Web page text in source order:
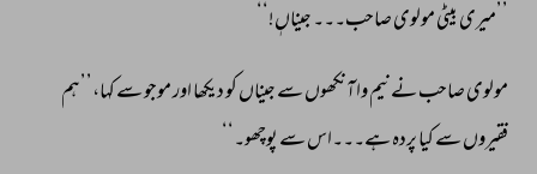
’’میری بیٹی مولوی صاحب۔۔۔ جیناںٖ!‘‘
مولوی صاحب نے نیم وا آنکھوں سے جیناں کو دیکھا اور موجو سے کہا،’’ہم
فقیروں سے کیا پردہ ہے۔۔۔اس سے پوچھو۔‘‘